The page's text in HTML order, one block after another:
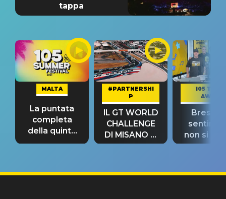
tappa
MALTA
La puntata
completa
della quinta
tappa
#PARTNERSHI
P
IL GT WORLD
CHALLENGE
DI MISANO si
riconferma
105 TAKE
AWAY
Bresh:
non si
fino alla